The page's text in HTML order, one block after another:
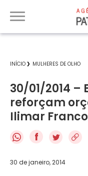
INÍCIO MULHERES DE OLHO
30/01/2014
reforçam
Ilimar Franco
f
30 de janeiro, 2014